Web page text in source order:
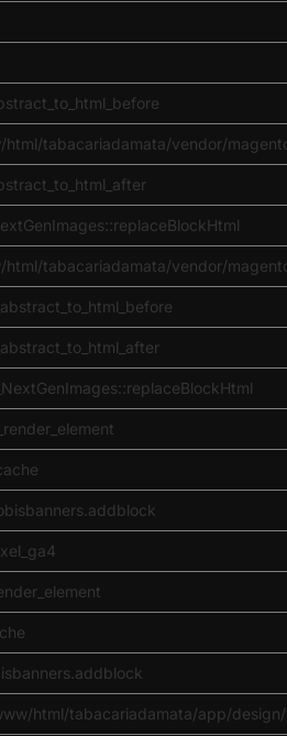
html/tabacariadamata/vendor/
html/tabacariadamata/vendor/
html/tabacariadamata/app/